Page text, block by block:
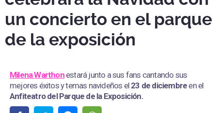
un concierto en el parque
de la exposición
Milena Warthon estará junto a sus fans cantando sus
mejores éxitos y temas navideños el 23 de diciembre en el
Anfiteatro del Parque de la Exposición.